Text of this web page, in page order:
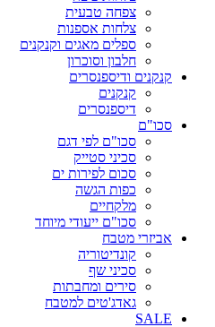
צפחה טבעית
צלחות אספנות
ספלים מאגים וקנקנים
חלבון וסוכרון
קנקנים ודיספנסרים
קנקנים
דיספנסרים
סכו"ם
סכו"ם לפי דגם
סכיני סטייק
סכום לפירות ים
כפות הגשה
מלקחיים
סכו"ם ייעודי מיוחד
אביזרי מטבח
קונדיטוריה
סכיני שף
סירים ומחבתות
גאדג'טים למטבח
SALE